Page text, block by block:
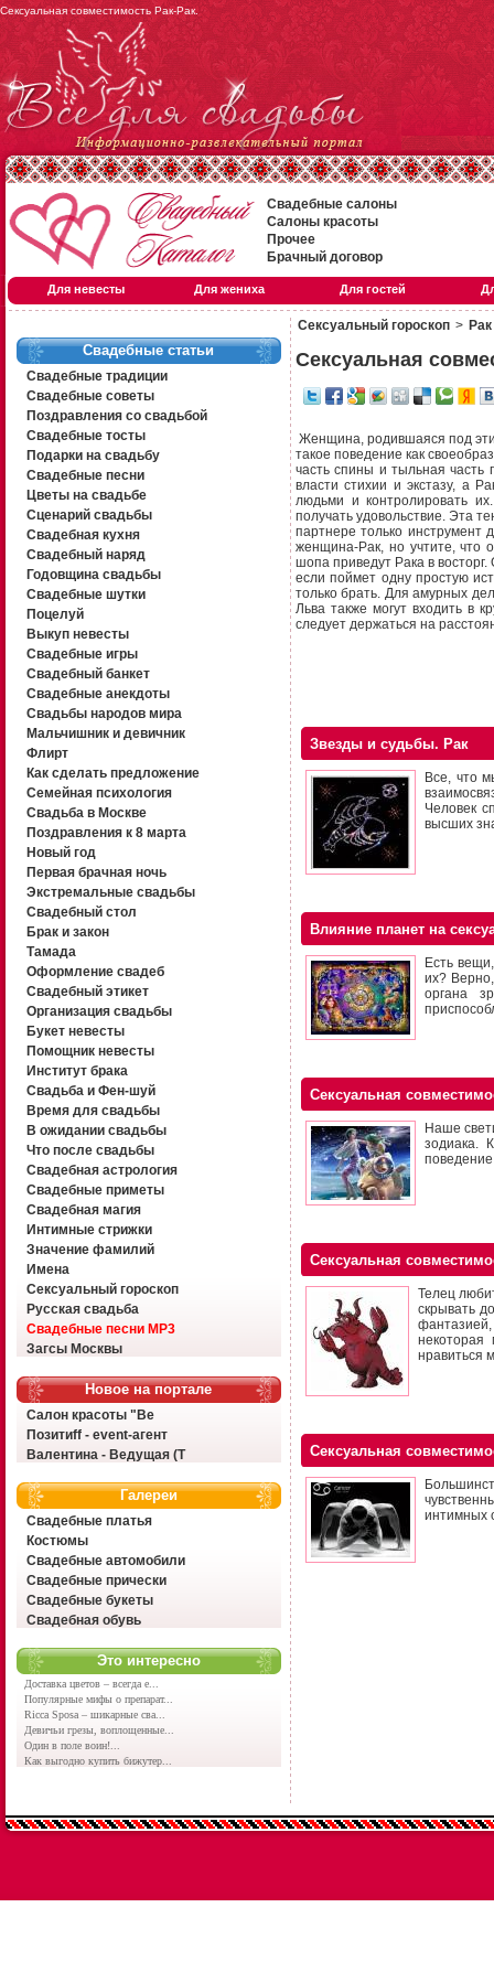
Сексуальная совместимость Рак-Рак.
Свадебные салоны
Салоны красоты
Прочее
Брачный договор
Для невесты Для жениха Для гостей
Свадебные статьи
Свадебные традиции
Свадебные советы
Поздравления со свадьбой
Свадебные тосты
Подарки на свадьбу
Свадебные песни
Цветы на свадьбе
Сценарий свадьбы
Свадебная кухня
Свадебный наряд
Годовщина свадьбы
Свадебные шутки
Поцелуй
Выкуп невесты
Свадебные игры
Свадебный банкет
Свадебные анекдоты
Свадьбы народов мира
Мальчишник и девичник
Флирт
Как сделать предложение
Семейная психология
Свадьба в Москве
Поздравления к 8 марта
Новый год
Первая брачная ночь
Экстремальные свадьбы
Свадебный стол
Брак и закон
Тамада
Оформление свадеб
Свадебный этикет
Организация свадьбы
Букет невесты
Помощник невесты
Институт брака
Свадьба и Фен-шуй
Время для свадьбы
В ожидании свадьбы
Что после свадьбы
Свадебная астрология
Свадебные приметы
Свадебная магия
Интимные стрижки
Значение фамилий
Имена
Сексуальный гороскоп
Русская свадьба
Свадебные песни MP3
Загсы Москвы
Новое на портале
Салон красоты "Ве
Позитиff - event-агент
Валентина - Ведущая (Т
Галереи
Свадебные платья
Костюмы
Свадебные автомобили
Свадебные прически
Свадебные букеты
Свадебная обувь
Это интересно
Доставка цветов – всегда е...
Популярные мифы о препарат...
Ricca Sposa – шикарные сва...
Девичьи грезы, воплощенные...
Один в поле воин!...
Как выгодно купить бижутер...
Сексуальный гороскоп >
Сексуальная
Женщина, родившаяся под
такое поведение как
часть спины и тыльная
власти стихии и экстазу, а
людьми и контролировать
получать удовольствие. Эта
партнере только инструмент
женщина-Рак, но учтите, что
шопа приведут Рака в
если поймет одну простую
только брать. Для амурных
Льва также могут входить в
следует держаться на
Звезды и судьбы. Рак
Все, что
Человек
высших
Влияние планет на
Есть
их?
органа
Сексуальная
Наше
зодиака.
Сексуальная
Телец
скрывать
нравиться
Сексуальная
интимных